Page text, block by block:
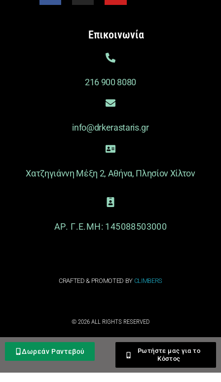
Επικοινωνία
216 900 8080
info@drkerastaris.gr
Χατζηγιάννη Μέξη 2, Αθήνα, Πλησίον Χίλτον
ΑΡ. Γ.Ε.ΜΗ: 145088503000
CRAFTED & PROMOTED BY CLIMBERS
© 2026 ALL RIGHTS RESERVED​
Δωρεάν Ραντεβού
Ρωτήστε μας για το
Κόστος